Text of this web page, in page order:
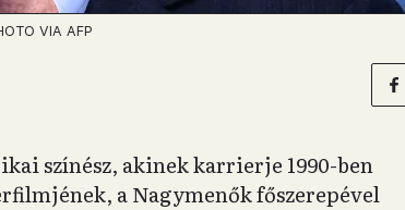
VIA AFP
színész, akinek karrierje 1990-ben
a Nagymenők főszerepével